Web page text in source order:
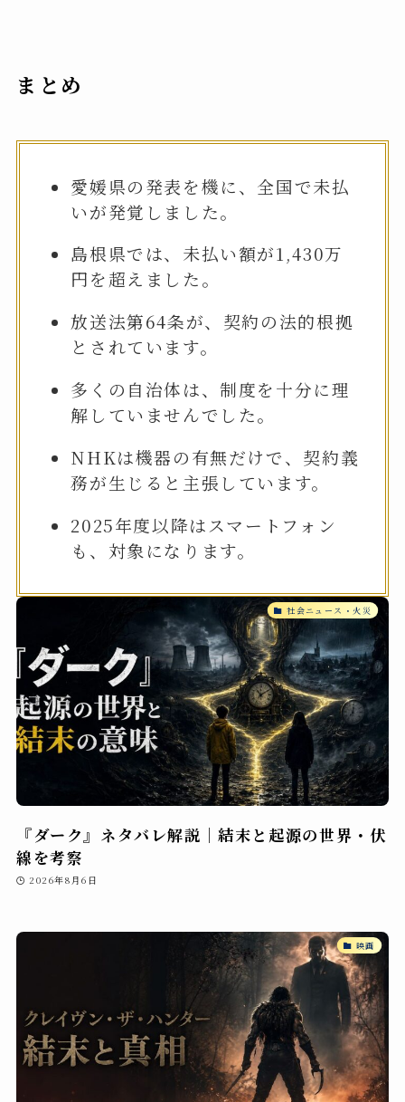
まとめ
愛媛県の発表を機に、全国で未払
いが発覚しました。
島根県では、未払い額が1,430万
円を超えました。
放送法第64条が、契約の法的根拠
とされています。
多くの自治体は、制度を十分に理
解していませんでした。
NHKは機器の有無だけで、契約義
務が生じると主張しています。
2025年度以降はスマートフォン
も、対象になります。
社会ニュース・火災
『ダーク』ネタバレ解説｜結末と起源の世界・伏
線を考察
2026年8月6日
映画